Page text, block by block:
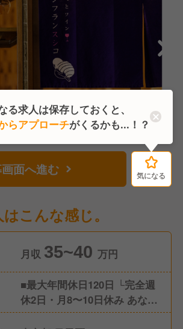
面へ進む 気になる
こんな感じ。
月収 35~40 万円
■最大年間休日120日 └完全週
休2日・月8〜10日休み あなた
のライフスタイルに合わせて
気になる
る求人は保存しておくと、
らアプローチがくるかも...！？